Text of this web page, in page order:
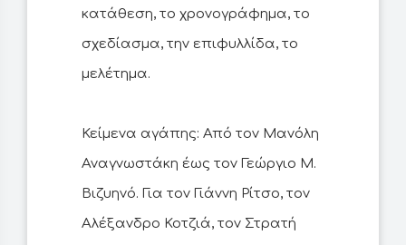
κατάθεση, το χρονογράφημα, το
σχεδίασμα, την επιφυλλίδα, το
μελέτημα.
Κείμενα αγάπης: Από τον Μανόλη
Αναγνωστάκη έως τον Γεώργιο Μ.
Βιζυηνό. Για τον Γιάννη Ρίτσο, τον
Αλέξανδρο Κοτζιά, τον Στρατή